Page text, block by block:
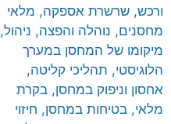
ורכש, שרשרת אספקה, מלאי
מחסנים, נוהלה והפצה, ניהול,
מיקומו של המחסן במערך
הלוגיסטי, תהליכי קליטה,
אחסון וניפוק במחסן, בקרת
מלאי, בטיחות במחסן, חיזוי